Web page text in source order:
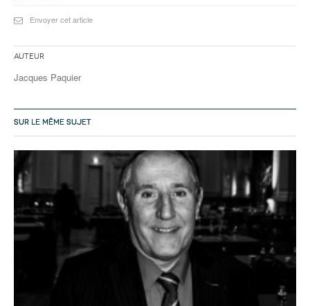
Envoyer cet article
Auteur
Jacques Paquier
SUR LE MÊME SUJET